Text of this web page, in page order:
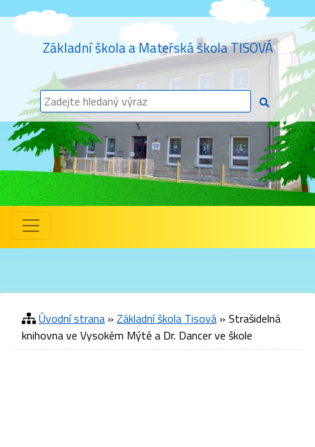
Základní škola a Mateřská škola TISOVÁ
Úvodní strana » Základní škola Tisová » Strašidelná
knihovna ve Vysokém Mýtě a Dr. Dancer ve škole